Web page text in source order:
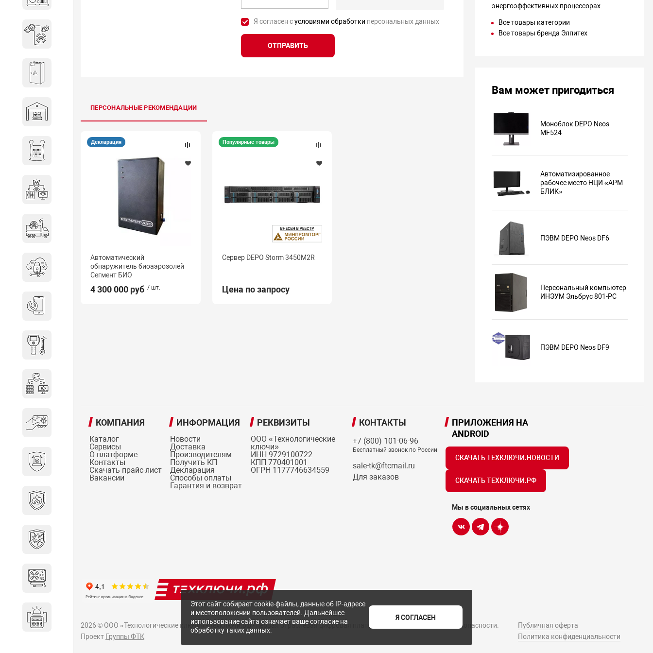
Складское оборудование
Специальные автомобили
Средства защиты информации
Электронные ключи
Охранно-пожарные
сигнализации
Я согласен сусловиями обработки персональных данных
ОТПРАВИТЬ
ПЕРСОНАЛЬНЫЕ РЕКОМЕНДАЦИИ
Декларация
Автоматический
обнаружитель биоаэрозолей
Сегмент БИО
4 300 000 руб / шт.
Популярные товары
Сервер DEPO Storm 3450M2R
Цена по запросу
энергоэффективных процессорах.
Все товары категории
Все товары бренда Элпитех
Вам может пригодиться
Моноблок DEPO Neos
MF524
Автоматизированное
рабочее место НЦИ «АРМ
БЛИК»
ПЭВМ DEPO Neos DF6
Персональный компьютер
ИНЭУМ Эльбрус 801-PC
ПЭВМ DEPO Neos DF9
КОМПАНИЯ
Каталог
Сервисы
О платформе
Контакты
Скачать прайс-лист
Вакансии
ИНФОРМАЦИЯ
Новости
Доставка
Производителям
Получить КП
Декларация
Способы оплаты
Гарантия и возврат
РЕКВИЗИТЫ
ООО «Технологические
ключи»
ИНН 9729100722
КПП 770401001
ОГРН 1177746634559
КОНТАКТЫ
+7 (800) 101-06-96
Бесплатный звонок по России
sale-tk@ftcmail.ru
Для заказов
ПРИЛОЖЕНИЯ НА
ANDROID
СКАЧАТЬ ТЕХКЛЮЧИ.НОВОСТИ
СКАЧАТЬ ТЕХКЛЮЧИ.РФ
Мы в социальных сетях
2026 © ООО «Технологические ключи» - Техключи.рф - первая отраслевая цифровая платформа российских систем безопасности.
Проект Группы ФТК
Публичная оферта
Политика конфиденциальности
Этот сайт собирает cookie-файлы, данные об IP-адресе
и местоположении пользователей. Дальнейшее
использование сайта означает ваше согласие на
обработку таких данных.
Я СОГЛАСЕН